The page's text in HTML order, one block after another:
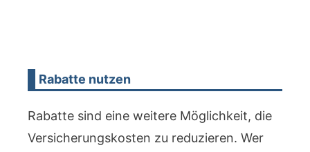
Rabatte nutzen
Rabatte sind eine weitere Möglichkeit, die
Versicherungskosten zu reduzieren. Wer